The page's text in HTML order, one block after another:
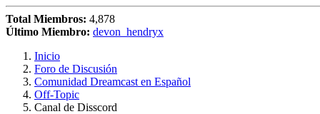
Total Miembros: 4,878
Último Miembro: devon_hendryx
Inicio
Foro de Discusión
Comunidad Dreamcast en Español
Off-Topic
Canal de Disscord